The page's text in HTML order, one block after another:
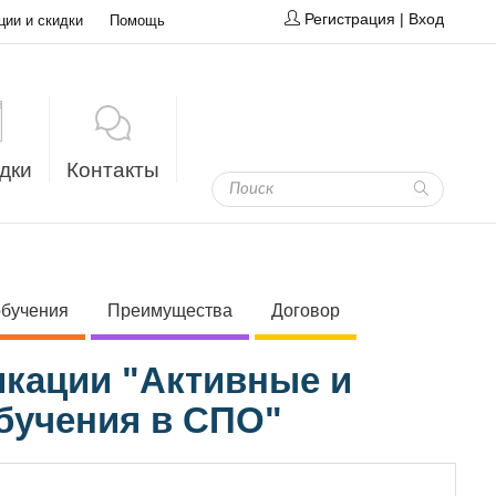
и скидки Помощь Регистрация | Вход
Контакты
Преимущества Договор
"Активные и
в СПО"